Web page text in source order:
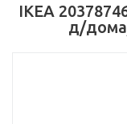
IKEA
д/